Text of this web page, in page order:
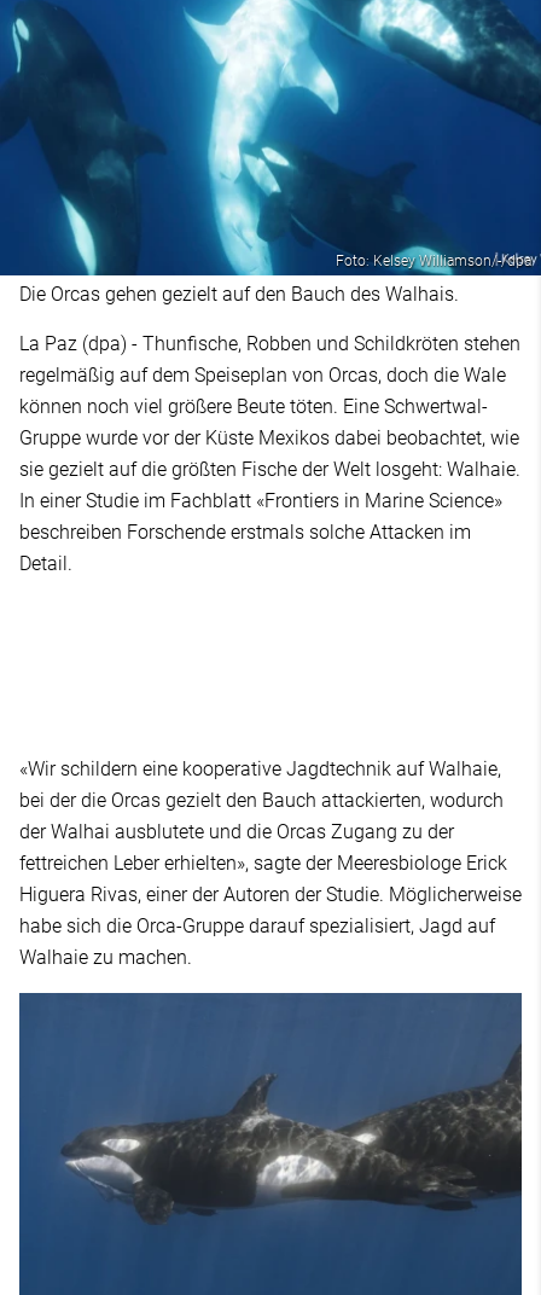
Foto: Kelsey Williamson/-/dpa
Die Orcas gehen gezielt auf den Bauch des Walhais.
La Paz (dpa) - Thunfische, Robben und Schildkröten stehen
regelmäßig auf dem Speiseplan von Orcas, doch die Wale
können noch viel größere Beute töten. Eine Schwertwal-
Gruppe wurde vor der Küste Mexikos dabei beobachtet, wie
sie gezielt auf die größten Fische der Welt losgeht: Walhaie.
In einer Studie im Fachblatt «Frontiers in Marine Science»
beschreiben Forschende erstmals solche Attacken im
Detail.
«Wir schildern eine kooperative Jagdtechnik auf Walhaie,
bei der die Orcas gezielt den Bauch attackierten, wodurch
der Walhai ausblutete und die Orcas Zugang zu der
fettreichen Leber erhielten», sagte der Meeresbiologe Erick
Higuera Rivas, einer der Autoren der Studie. Möglicherweise
habe sich die Orca-Gruppe darauf spezialisiert, Jagd auf
Walhaie zu machen.